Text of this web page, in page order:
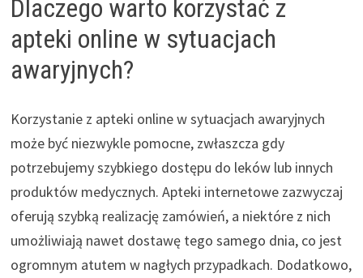
Dlaczego warto korzystać z
apteki online w sytuacjach
awaryjnych?
Korzystanie z apteki online w sytuacjach awaryjnych
może być niezwykle pomocne, zwłaszcza gdy
potrzebujemy szybkiego dostępu do leków lub innych
produktów medycznych. Apteki internetowe zazwyczaj
oferują szybką realizację zamówień, a niektóre z nich
umożliwiają nawet dostawę tego samego dnia, co jest
ogromnym atutem w nagłych przypadkach. Dodatkowo,